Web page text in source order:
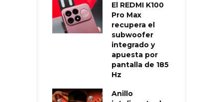
El REDMI K100
Pro Max
recupera el
subwoofer
integrado y
apuesta por
pantalla de 185
Hz
Anillo